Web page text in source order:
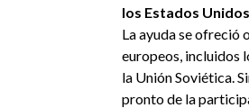
los Estados
La ayuda se ofreció
europeos, incluidos
la Unión Soviética.
pronto de la